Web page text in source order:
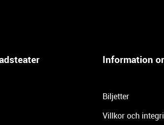
Information
Biljetter
Villkor och